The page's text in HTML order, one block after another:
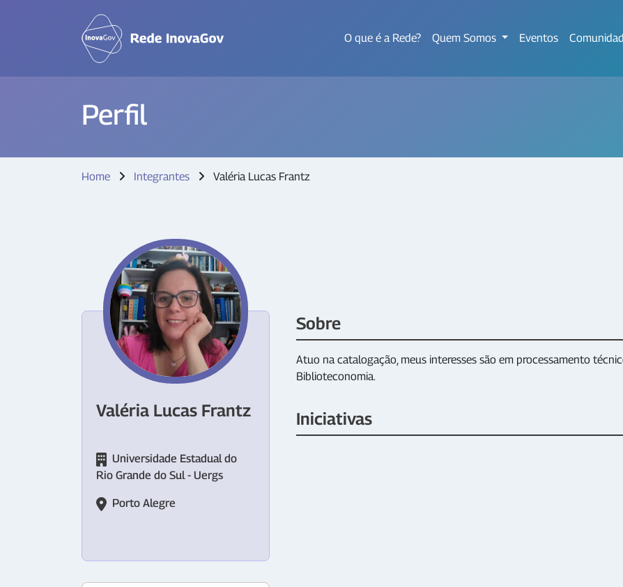
O que é a Rede? Quem Somos Eventos
Perfil
Home Integrantes Valéria Lucas Frantz
Valéria Lucas Frantz
Universidade Estadual do
Rio Grande do Sul - Uergs
Porto Alegre
Sobre
Atuo na catalogação, meus interesses são em processamento
Biblioteconomia.
Iniciativas